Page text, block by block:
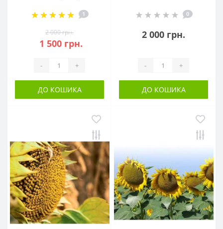
1
2 000 грн.
1 500 грн.
- +
ДО КОШИКА
0
2 000 грн.
- +
ДО КОШИКА